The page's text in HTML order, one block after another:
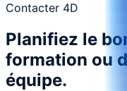
décision
Contacter 4D
Planifiez le
formation ou
équipe.